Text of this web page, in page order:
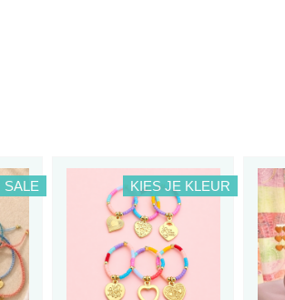
SALE KIES JE KLEUR